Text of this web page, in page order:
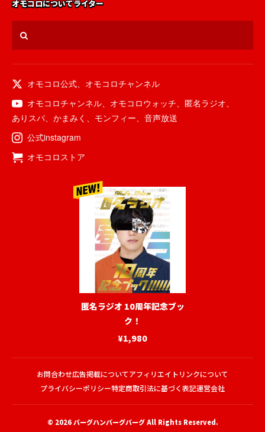
オモコロについてライター
オモコロ公式、 オモコロチャンネル
オモコロチャンネル、 オモコロウォッチ、 匿名ラジオ、
ありスパ、 かまみく 、 モンフィー、 音声放送
公式instagram
オモコロストア
匿名ラジオ 10周年記念ブッ
ク！
¥1,980
お問合わせ広告掲載についてアフィリエイトリンクについて
プライバシーポリシー特定商取引法に基づく表記運営会社
© 2026バーグハンバーグバーグAll Rights Reserved.